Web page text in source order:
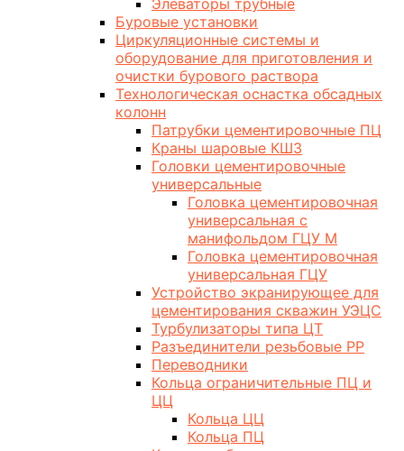
Элеваторы трубные
Буровые установки
Циркуляционные системы и
оборудование для приготовления и
очистки бурового раствора
Технологическая оснастка обсадных
колонн
Патрубки цементировочные ПЦ
Краны шаровые КШЗ
Головки цементировочные
универсальные
Головка цементировочная
универсальная с
манифольдом ГЦУ М
Головка цементировочная
универсальная ГЦУ
Устройство экранирующее для
цементирования скважин УЭЦС
Турбулизаторы типа ЦТ
Разъединители резьбовые РР
Переводники
Кольца ограничительные ПЦ и
ЦЦ
Кольца ЦЦ
Кольца ПЦ